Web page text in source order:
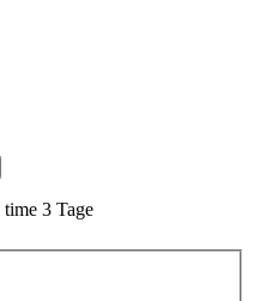
3 Tage